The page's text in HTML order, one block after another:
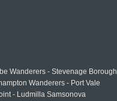
Wanderers - Stevenage Borough
Wanderers - Port Vale
- Ludmilla Samsonova